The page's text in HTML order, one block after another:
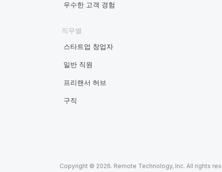
우수한 고객 경험
직무별
스타트업 창업자
일반 직원
프리랜서 허브
구직
Copyright © 2026. Remote Technology, Inc. All rights